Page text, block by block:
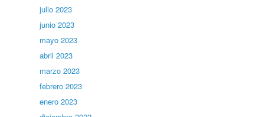
julio 2023
junio 2023
mayo 2023
abril 2023
marzo 2023
febrero 2023
enero 2023